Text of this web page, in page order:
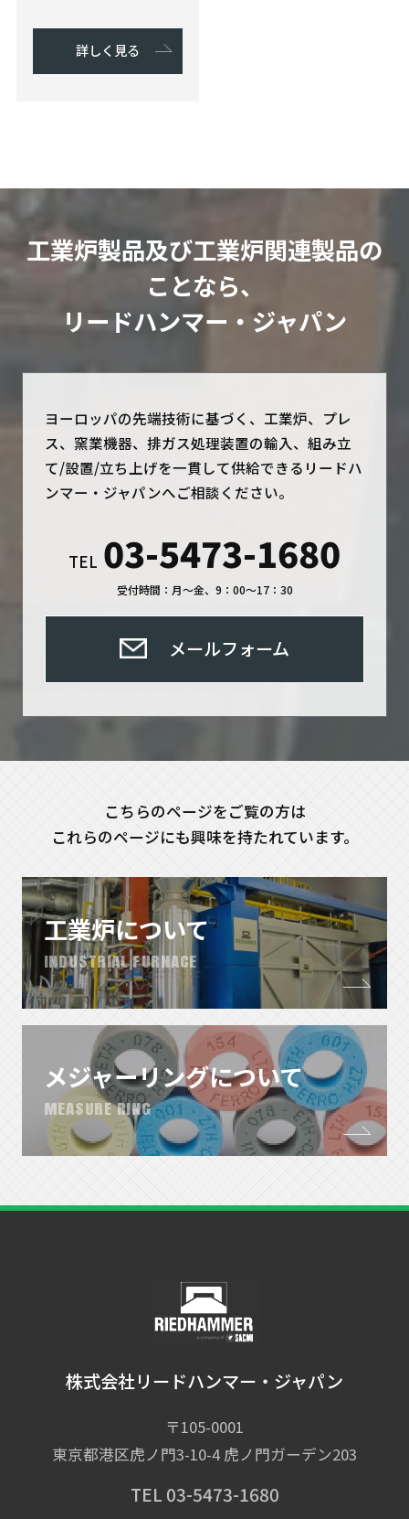
詳しく見る
工業炉製品及び工業炉関連製品の
ことなら、
リードハンマー・ジャパン
ヨーロッパの先端技術に基づく、工業炉、プレ
ス、窯業機器、排ガス処理装置の輸入、組み立
て/設置/立ち上げを一貫して供給できるリードハ
ンマー・ジャパンへご相談ください。
TEL 03-5473-1680
受付時間：月～金、9：00～17：30
メールフォーム
こちらのページをご覧の方は
これらのページにも興味を持たれています。
工業炉について
INDUSTRIAL FURNACE
メジャーリングについて
MEASURE RING
株式会社リードハンマー・ジャパン
〒105-0001
東京都港区虎ノ門3-10-4 虎ノ門ガーデン203
TEL 03-5473-1680